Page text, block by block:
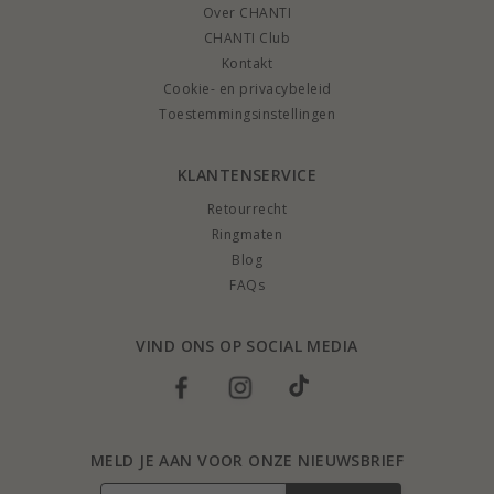
Over CHANTI
CHANTI Club
Kontakt
Cookie- en privacybeleid
Toestemmingsinstellingen
KLANTENSERVICE
Retourrecht
Ringmaten
Blog
FAQs
VIND ONS OP SOCIAL MEDIA
MELD JE AAN VOOR ONZE NIEUWSBRIEF